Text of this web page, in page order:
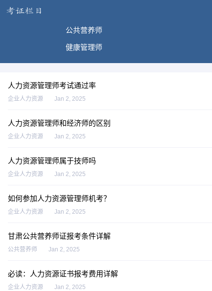
公共营养师
健康管理师
人力资源管理师考试通过率
企业人力资源 Jan 2, 2025
人力资源管理师和经济师的区别
企业人力资源 Jan 2, 2025
人力资源管理师属于技师吗
企业人力资源 Jan 2, 2025
如何参加人力资源管理师机考？
企业人力资源 Jan 2, 2025
甘肃公共营养师证报考条件详解
公共营养师 Jan 2, 2025
必读：人力资源证书报考费用详解
企业人力资源 Jan 2, 2025